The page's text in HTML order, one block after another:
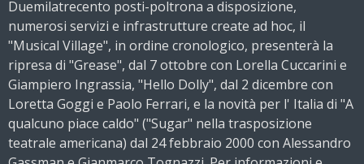
Duemilatrecento posti-poltrona a disposizione,
numerosi servizi e infrastrutture create ad hoc, il
"Musical Village", in ordine cronologico, presenterà la
ripresa di "Grease", dal 7 ottobre con Lorella Cuccarini e
Giampiero Ingrassia, "Hello Dolly", dal 2 dicembre con
Loretta Goggi e Paolo Ferrari, e la novità per l' Italia di "A
qualcuno piace caldo" ("Sugar" nella trasposizione
teatrale americana) dal 24 febbraio 2000 con Alessandro